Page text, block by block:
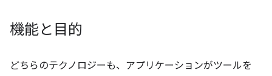
機能と目的
どちらのテクノロジーも、アプリケーションがツールを